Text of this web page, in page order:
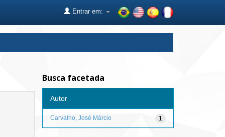
Entrar em:
Busca facetada
Autor
1
Carvalho, José Márcio